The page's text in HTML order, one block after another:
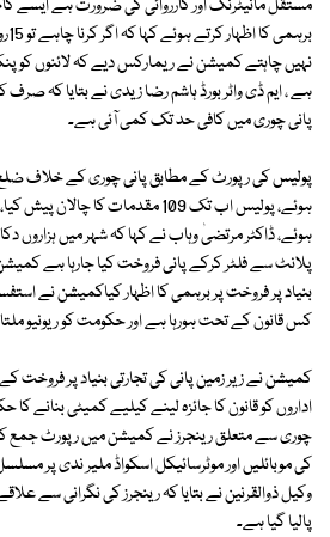
مستقل مانیٹرنگ اور کارروائی کی ضرورت ہے ایسے
نہیں چاہتے کمیشن نے ریمارکس دیے کہ لائنوں کو
ہے ، ایم ڈی واٹر بورڈ ہاشم رضا زیدی نے بتایا کہ
پانی چوری میں کافی حد تک کمی آئی ہے۔
ہوئے، ڈاکٹر مرتضیٰ وہاب نے کہا کہ شہر میں ہزاروں
پلانٹ سے فلٹر کرکے پانی فروخت کیا جارہا ہے
بنیاد پر فروخت پر برہمی کا اظہار کیاکمیشن نے
کس قانون کے تحت ہورہا ہے اور حکومت کو ریونیو
کمیشن نے زیر زمین پانی کی تجارتی بنیاد پر فروخت کے
اداروں کو قانون کا جائزہ لینے کیلیے کمیٹی بنانے
چوری سے متعلق رینجرز نے کمیشن میں رپورٹ جمع
کی موبائلیں اور موٹرسائیکل اسکواڈ ملیر ندی پر
وکیل ذوالقرنین نے بتایا کہ رینجرز کی نگرانی سے
پالیا گیا ہے۔